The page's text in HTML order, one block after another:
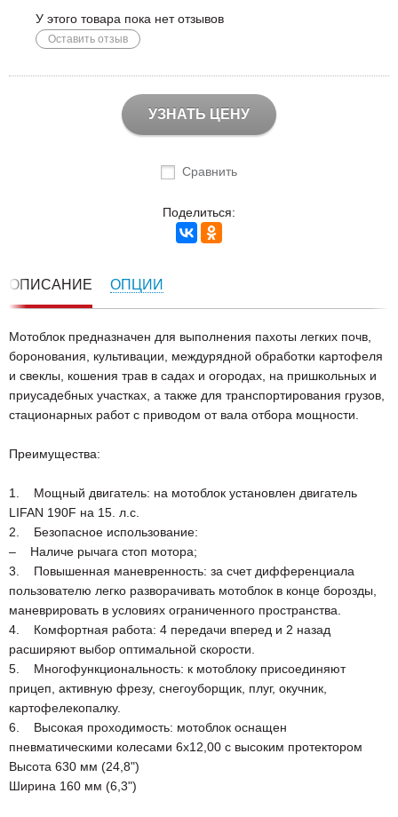
У этого товара пока нет отзывов
Оставить отзыв
УЗНАТЬ ЦЕНУ
Сравнить
Поделиться:
ОПИСАНИЕ ОПЦИИ
Мотоблок предназначен для выполнения пахоты легких почв,
боронования, культивации, междурядной обработки картофеля
и свеклы, кошения трав в садах и огородах, на пришкольных и
приусадебных участках, а также для транспортирования грузов,
стационарных работ с приводом от вала отбора мощности.
Преимущества:
1. Мощный двигатель: на мотоблок установлен двигатель
LIFAN 190F на 15. л.с.
2. Безопасное использование:
– Наличе рычага стоп мотора;
3. Повышенная маневренность: за счет дифференциала
пользователю легко разворачивать мотоблок в конце борозды,
маневрировать в условиях ограниченного пространства.
4. Комфортная работа: 4 передачи вперед и 2 назад
расширяют выбор оптимальной скорости.
5. Многофункциональность: к мотоблоку присоединяют
прицеп, активную фрезу, снегоуборщик, плуг, окучник,
картофелекопалку.
6. Высокая проходимость: мотоблок оснащен
пневматическими колесами 6х12,00 с высоким протектором
Высота 630 мм (24,8")
Ширина 160 мм (6,3")